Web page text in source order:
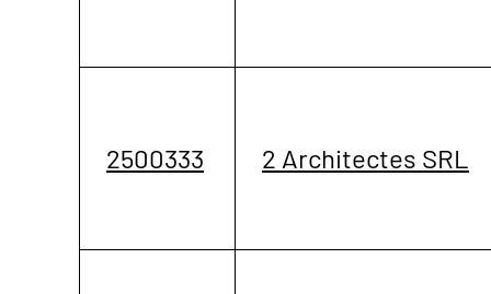
2500333 2 Architectes SRL